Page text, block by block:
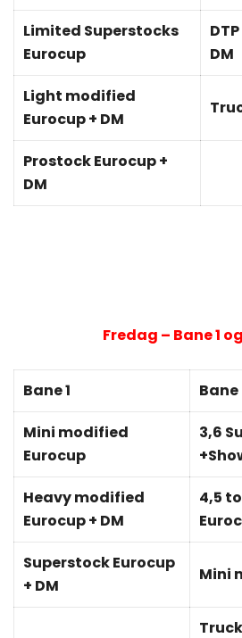
Limited Superstocks
Eurocup
DM
Light modified
Eurocup + DM
Prostock Eurocup +
DM
Fredag – Bane 1
Bane 1 Bane
Mini modified
Eurocup
3,6
Heavy modified
Eurocup + DM
4,5
Superstock Eurocup
+ DM
Mini